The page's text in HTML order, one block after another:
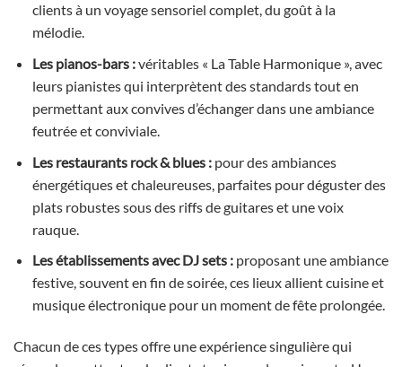
clients à un voyage sensoriel complet, du goût à la
mélodie.
Les pianos-bars :véritables « La Table Harmonique », avec
leurs pianistes qui interprètent des standards tout en
permettant aux convives d’échanger dans une ambiance
feutrée et conviviale.
Les restaurants rock & blues :pour des ambiances
énergétiques et chaleureuses, parfaites pour déguster des
plats robustes sous des riffs de guitares et une voix
rauque.
Les établissements avec DJ sets :proposant une ambiance
festive, souvent en fin de soirée, ces lieux allient cuisine et
musique électronique pour un moment de fête prolongée.
Chacun de ces types offre une expérience singulière qui